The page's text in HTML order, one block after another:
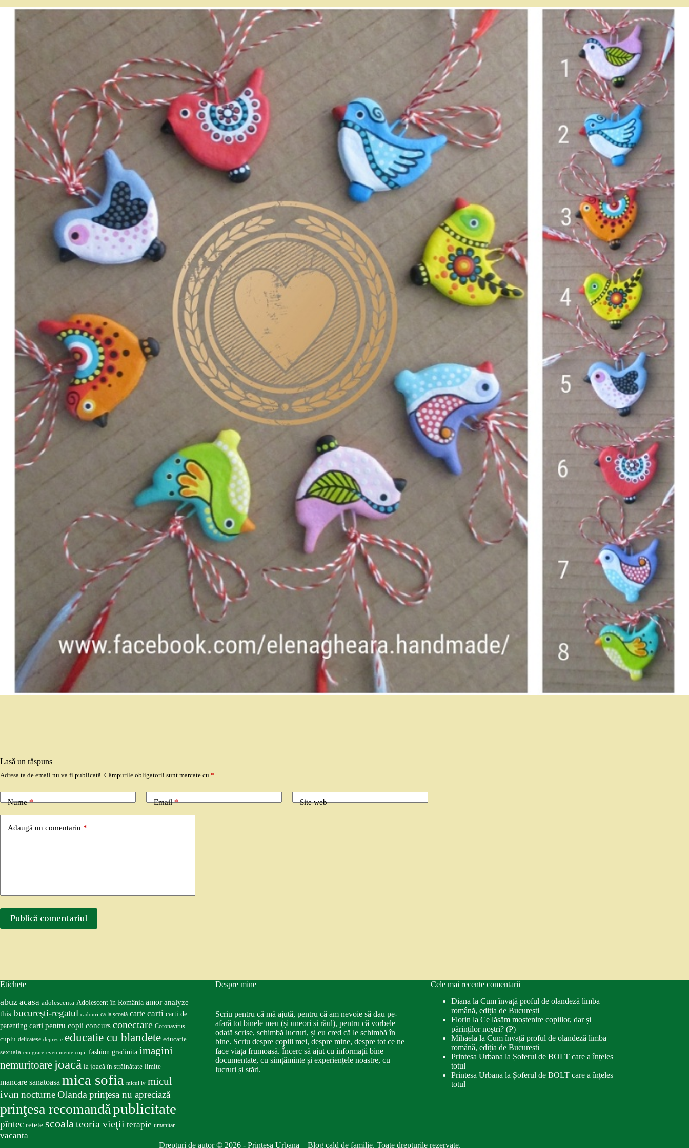
Lasă un răspuns
Adresa ta de email nu va fi publicată. Câmpurile obligatorii sunt marcate cu *
Nume* Email* Site web
Adaugă un comentariu *
Publică comentariul
Etichete
abuz acasa adolescenta Adolescent în România amor analyze
this bucureşti-regatul cadouri ca la școală carte carti carti de
parenting carti pentru copii concurs conectare Coronavirus
cuplu delicatese depresie educatie cu blandete educatie
sexuala emigrare evenimente copii fashion gradinita imagini
nemuritoare joacă la joacă în străinătate limite
mancare sanatoasa mica sofia micul iv micul
ivan nocturneOlanda prinţesa nu apreciază
prinţesa recomandăpublicitate
pîntec retete scoalateoria vieţii terapie umanitar
vacanta
Despre mine
Scriu pentru că mă ajută, pentru că am nevoie să dau pe-
afară tot binele meu (și uneori și răul), pentru că vorbele
odată scrise, schimbă lucruri, și eu cred că le schimbă în
bine. Scriu despre copiii mei, despre mine, despre tot ce ne
face viața frumoasă. Încerc să ajut cu informații bine
documentate, cu simțăminte și experiențele noastre, cu
lucruri și stări.
Cele mai recente comentarii
Diana la Cum învață proful de olandeză limba
română, ediția de București
Florin la Ce lăsăm moștenire copiilor, dar și
părinților noștri? (P)
Mihaela la Cum învață proful de olandeză limba
română, ediția de București
Printesa Urbana la Șoferul de BOLT care a înțeles
totul
Printesa Urbana la Șoferul de BOLT care a înțeles
totul
Drepturi de autor © 2026 - Printesa Urbana – Blog cald de familie. Toate drepturile rezervate.